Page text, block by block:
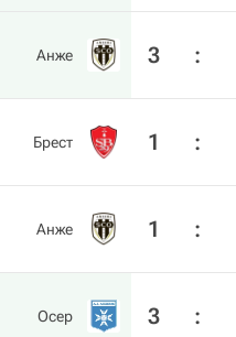
Анже 3 :
Брест 1 :
Анже 1 :
Осер 3 :